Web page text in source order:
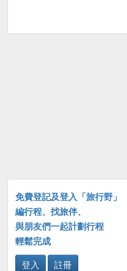
免費登記及登入「旅行野」
編行程、找旅伴、
與朋友們一起計劃行程
輕鬆完成
登入
註冊